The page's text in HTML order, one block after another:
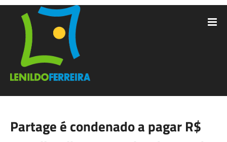
Partage é condenado a pagar R$